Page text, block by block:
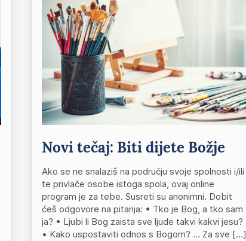
Novi tečaj: Biti dijete Božje
Ako se ne snalaziš na području svoje spolnosti i/ili
te privlače osobe istoga spola, ovaj online
program je za tebe. Susreti su anonimni. Dobit
ćeš odgovore na pitanja: • Tko je Bog, a tko sam
ja? • Ljubi li Bog zaista sve ljude takvi kakvi jesu?
• Kako uspostaviti odnos s Bogom? … Za sve […]